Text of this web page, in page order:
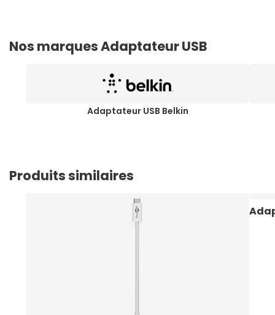
Nos marques Adaptateur USB
Adaptateur USB Belkin
Produits similaires